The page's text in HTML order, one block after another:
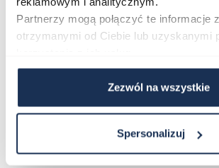
Partnerzy mogą połączyć te informacje
otrzymanymi od Ciebie lub uzyskanymi
Zezwól na wszystkie
Spersonalizuj
9DMQYES
296,00 zł